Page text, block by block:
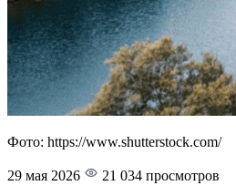
Фото: https://www.shutterstock.com/
29 мая 2026
21 034 просмотров